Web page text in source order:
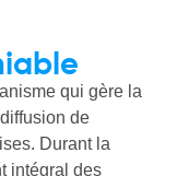
qui gère la
de
Durant la
intégral des